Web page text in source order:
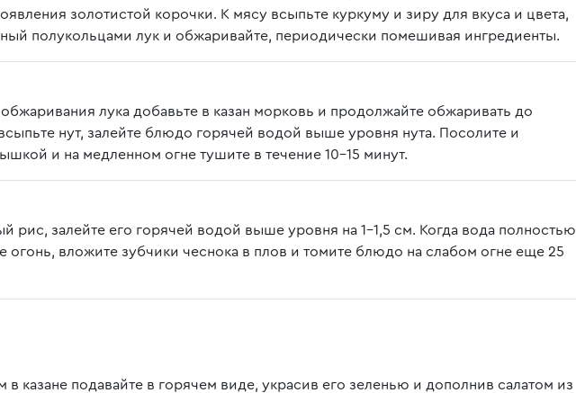
золотистой корочки. К мясу всыпьте куркуму и зиру для вкуса и цвета,
полукольцами лук и обжаривайте, периодически помешивая ингредиенты.
лука добавьте в казан морковь и продолжайте обжаривать до
нут, залейте блюдо горячей водой выше уровня нута. Посолите и
и на медленном огне тушите в течение 10-15 минут.
рис, залейте его горячей водой выше уровня на 1-1,5 см. Когда вода полностью
огонь, вложите зубчики чеснока в плов и томите блюдо на слабом огне еще 25
в казане подавайте в горячем виде, украсив его зеленью и дополнив салатом из